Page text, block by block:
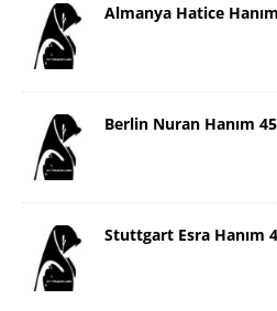
Almanya Hatice
Berlin Nuran Hanım
Stuttgart Esra Hanım